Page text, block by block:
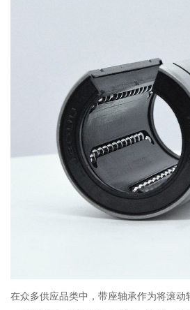
在众多供应品类中，带座轴承作为将滚动